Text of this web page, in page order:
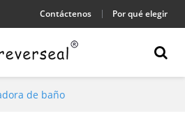
Contáctenos Por qué elegir
de baño